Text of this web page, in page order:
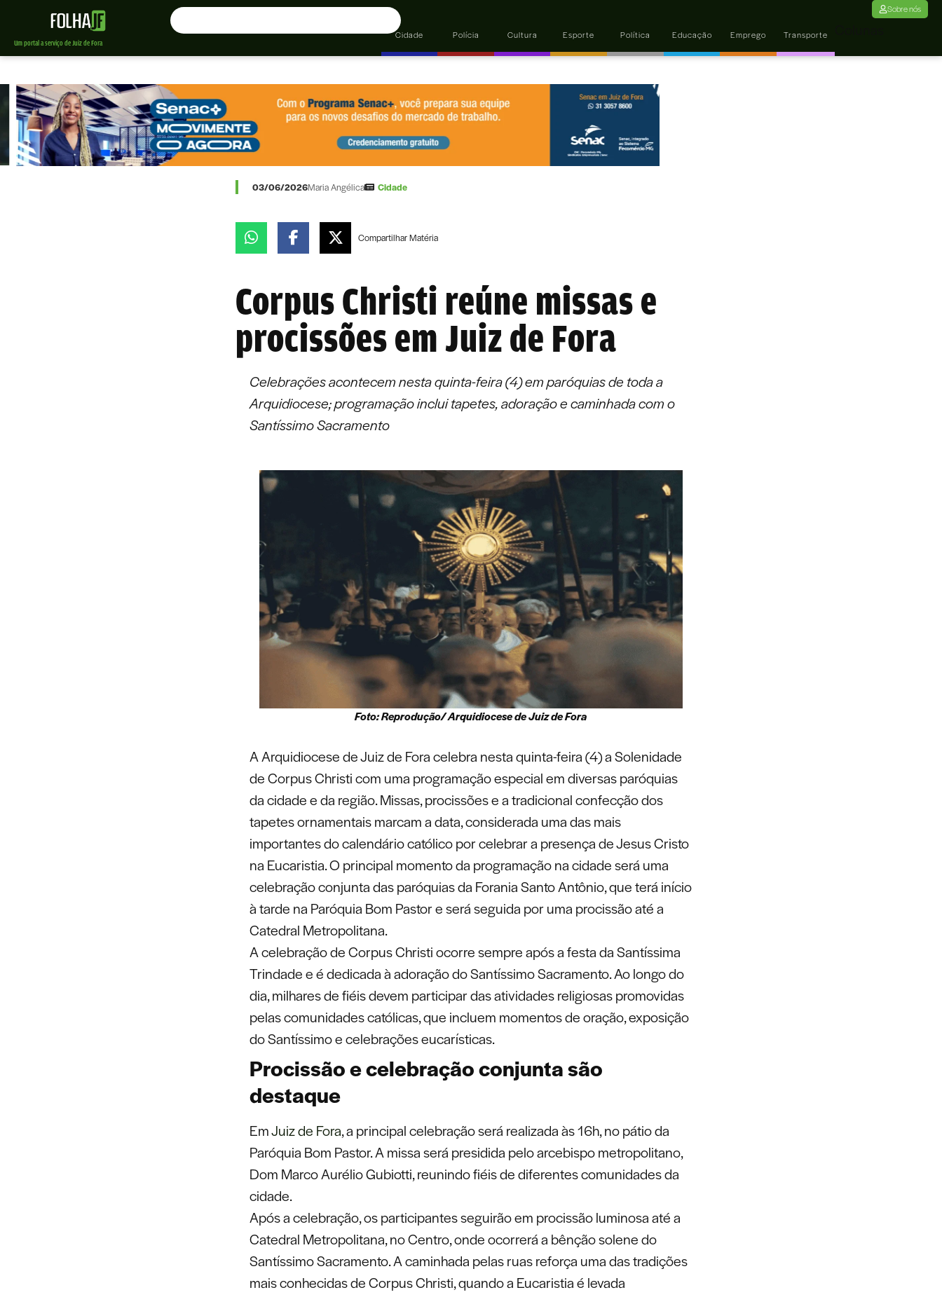
Um portal a serviço de Juiz de Fora
Cidade Polícia Cultura Esporte Política Educação Emprego Transporte
Sobre nós
03/06/2026Maria Angélica Cidade
CompartilharMatéria
Corpus Christi reúne missas e
procissões em Juiz de Fora
Celebrações acontecem nesta quinta-feira (4) em paróquias de toda a
Arquidiocese; programação inclui tapetes, adoração e caminhada com o
Santíssimo Sacramento
Foto: Reprodução/ Arquidiocese de Juiz de Fora
A Arquidiocese de Juiz de Fora celebra nesta quinta-feira (4) a Solenidade
de Corpus Christi com uma programação especial em diversas paróquias
da cidade e da região. Missas, procissões e a tradicional confecção dos
tapetes ornamentais marcam a data, considerada uma das mais
importantes do calendário católico por celebrar a presença de Jesus Cristo
na Eucaristia. O principal momento da programação na cidade será uma
celebração conjunta das paróquias da Forania Santo Antônio, que terá início
à tarde na Paróquia Bom Pastor e será seguida por uma procissão até a
Catedral Metropolitana.
A celebração de Corpus Christi ocorre sempre após a festa da Santíssima
Trindade e é dedicada à adoração do Santíssimo Sacramento. Ao longo do
dia, milhares de fiéis devem participar das atividades religiosas promovidas
pelas comunidades católicas, que incluem momentos de oração, exposição
do Santíssimo e celebrações eucarísticas.
Procissão e celebração conjunta são
destaque
EmJuiz de Fora, a principal celebração será realizada às 16h, no pátio da
Paróquia Bom Pastor. A missa será presidida pelo arcebispo metropolitano,
Dom Marco Aurélio Gubiotti, reunindo fiéis de diferentes comunidades da
cidade.
Após a celebração, os participantes seguirão em procissão luminosa até a
Catedral Metropolitana, no Centro, onde ocorrerá a bênção solene do
Santíssimo Sacramento. A caminhada pelas ruas reforça uma das tradições
mais conhecidas de Corpus Christi, quando a Eucaristia é levada